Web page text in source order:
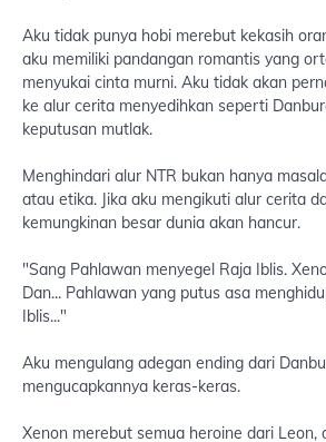
Aku tidak punya hobi merebut kekasih
aku memiliki pandangan romantis yang
menyukai cinta murni. Aku tidak akan
ke alur cerita menyedihkan seperti
keputusan mutlak.
Menghindari alur NTR bukan hanya
atau etika. Jika aku mengikuti alur cerita
kemungkinan besar dunia akan hancur.
"Sang Pahlawan menyegel Raja Iblis.
Dan... Pahlawan yang putus asa
Iblis..."
Aku mengulang adegan ending dari
mengucapkannya keras-keras.
Xenon merebut semua heroine dari Leon,